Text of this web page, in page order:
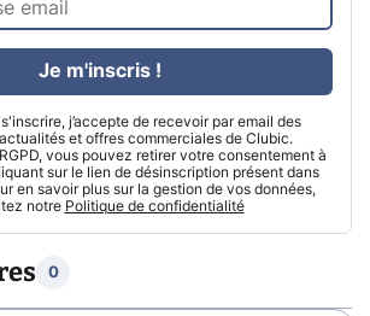
j’accepte de recevoir par email des
et offres commerciales de Clubic.
vous pouvez retirer votre consentement à
sur le lien de désinscription présent dans
en savoir plus sur la gestion de vos données,
notre Politique de confidentialité
Je m'inscris !
0